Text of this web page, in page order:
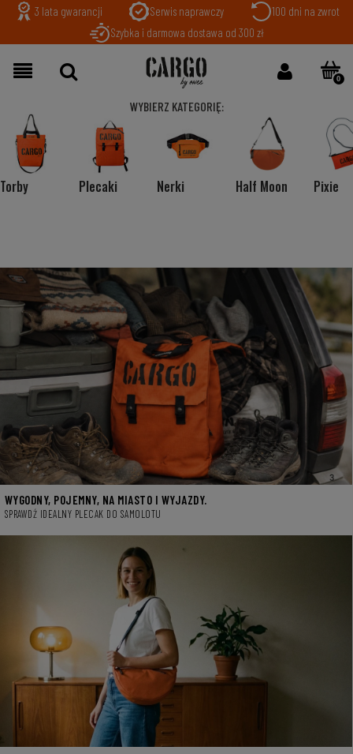
3 lata gwarancji Serwis naprawczy
100 dni na zwrot
Szybka i darmowa dostawa od 300 zł
WYBIERZ KATEGORIĘ:
Torby Plecaki Nerki Half Moon Pixie
WYGODNY, POJEMNY, NA MIASTO I WYJAZDY.
SPRAWDŹ IDEALNY PLECAK DO SAMOLOTU